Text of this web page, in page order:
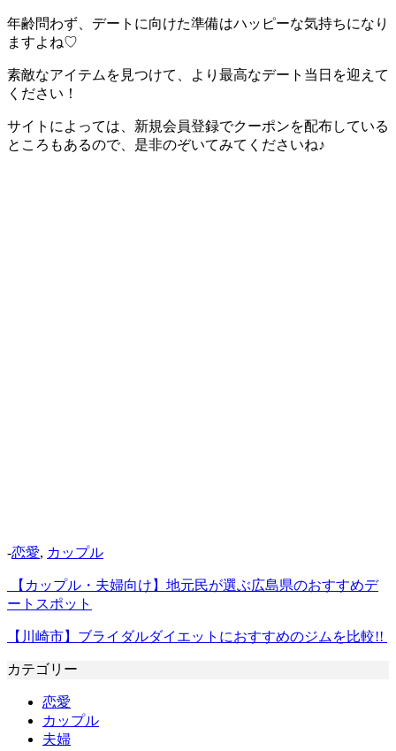
年齢問わず、デートに向けた準備はハッピーな気持ちになり
ますよね♡
素敵なアイテムを見つけて、より最高なデート当日を迎えて
ください！
サイトによっては、新規会員登録でクーポンを配布している
ところもあるので、是非のぞいてみてくださいね♪
-恋愛, カップル
【カップル・夫婦向け】地元民が選ぶ広島県のおすすめデ
ートスポット
【川崎市】ブライダルダイエットにおすすめのジムを比較!!
カテゴリー
恋愛
カップル
夫婦